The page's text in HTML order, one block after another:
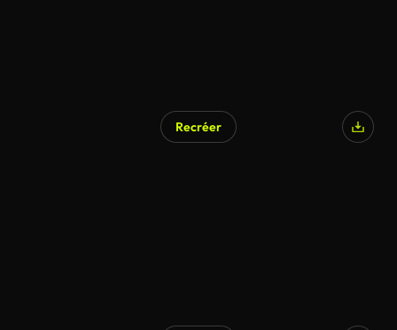
Recréer